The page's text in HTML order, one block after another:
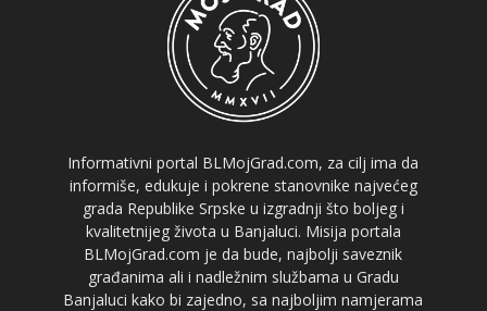
Informativni portal BLMojGrad.com, za cilj ima da
informiše, edukuje i pokrene stanovnike najvećeg
grada Republike Srpske u izgradnji što boljeg i
kvalitetnijeg života u Banjaluci. Misija portala
BLMojGrad.com je da bude, najbolji saveznik
građanima ali i nadležnim službama u Gradu
Banjaluci kako bi zajedno, sa najboljim namjerama